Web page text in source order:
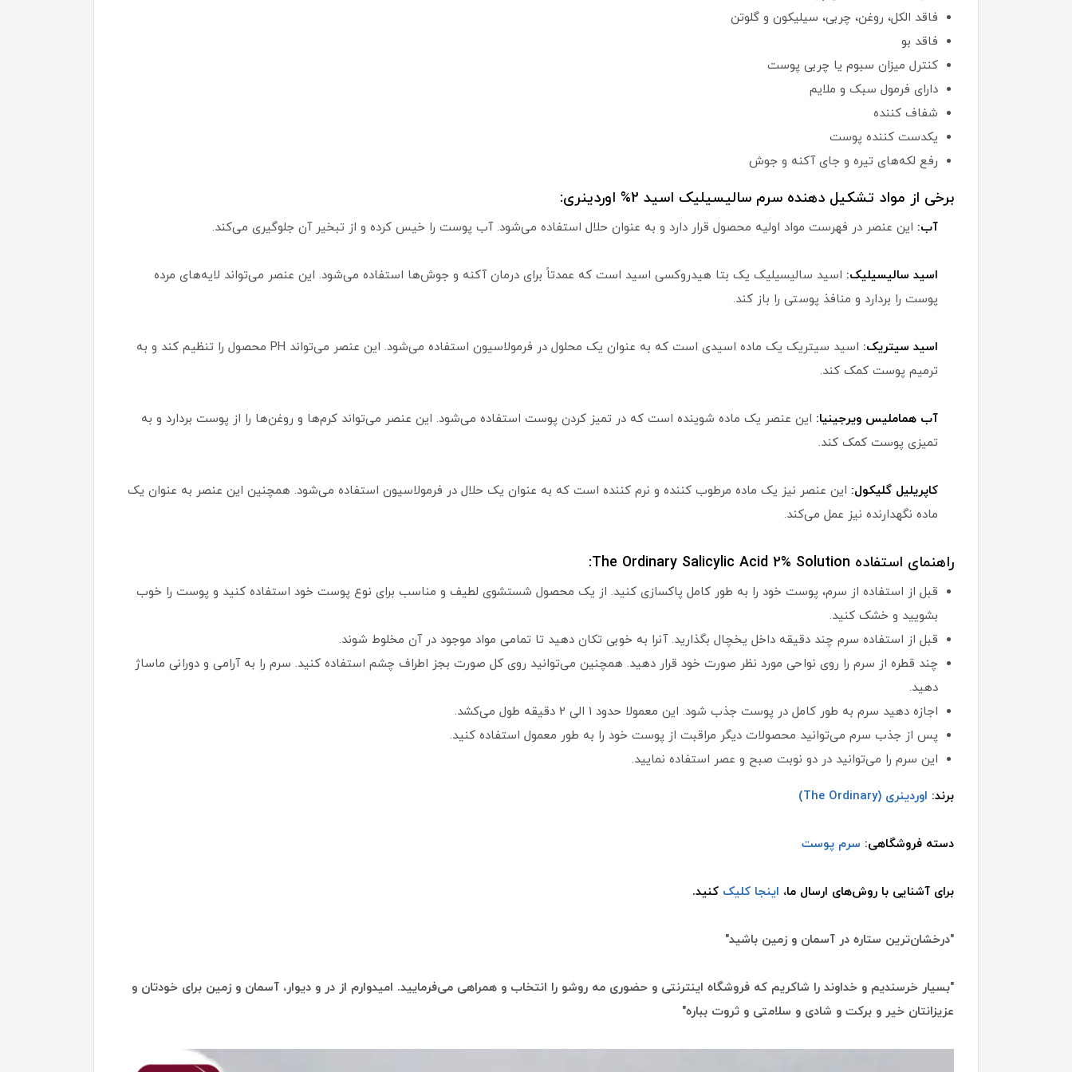
فاقد الکل، روغن، چربی، سیلیکون و گلوتن
فاقد بو
کنترل میزان سبوم یا چربی پوست
دارای فرمول سبک و ملایم
شفاف کننده
یکدست کننده پوست
رفع لکه‌های تیره و جای آکنه و جوش
برخی از مواد تشکیل دهنده سرم سالیسیلیک اسید 2% اوردینری:
آب: این عنصر در فهرست مواد اولیه محصول قرار دارد و به عنوان حلال استفاده می‌شود. آب پوست را خیس کرده و از تبخیر آن جلوگیری می‌کند.
اسید سالیسیلیک: اسید سالیسیلیک یک بتا هیدروکسی اسید است که عمدتاً برای درمان آکنه و جوش‌ها استفاده می‌شود. این عنصر می‌تواند لایه‌های مرده
پوست را بردارد و منافذ پوستی را باز کند.
اسید سیتریک:
اسید سیتریک یک ماده اسیدی است که به عنوان یک محلول در فرمولاسیون استفاده می‌شود. این عنصر می‌تواند PH محصول را تنظیم کند و به
ترمیم پوست کمک کند.
آب هماملیس ویرجینیا: این عنصر یک ماده شوینده است که در تمیز کردن پوست استفاده می‌شود. این عنصر می‌تواند کرم‌ها و روغن‌ها را از پوست بردارد و به
تمیزی پوست کمک کند.
کاپریلیل گلیکول: این عنصر نیز یک ماده مرطوب کننده و نرم کننده است که به عنوان یک حلال در فرمولاسیون استفاده می‌شود. همچنین این عنصر به عنوان یک
ماده نگهدارنده نیز عمل می‌کند.
راهنمای استفاده The Ordinary Salicylic Acid 2% Solution:
قبل از استفاده از سرم، پوست خود را به طور کامل پاکسازی کنید. از یک محصول شستشوی لطیف و مناسب برای نوع پوست خود استفاده کنید و پوست را خوب
بشویید و خشک کنید.
قبل از استفاده سرم چند دقیقه داخل یخچال بگذارید. آنرا به خوبی تکان دهید تا تمامی مواد موجود در آن مخلوط شوند.
چند قطره از سرم را روی نواحی مورد نظر صورت خود قرار دهید. همچنین می‌توانید روی کل صورت بجز اطراف چشم استفاده کنید. سرم را به آرامی و دورانی ماساژ
دهید.
اجازه دهید سرم به طور کامل در پوست جذب شود. این معمولا حدود 1 الی 2 دقیقه طول می‌کشد.
پس از جذب سرم می‌توانید محصولات دیگر مراقبت از پوست خود را به طور معمول استفاده کنید.
این سرم را می‌توانید در دو نوبت صبح و عصر استفاده نمایید.
برند: اوردینری (The Ordinary)
دسته فروشگاهی: سرم پوست
برای آشنایی با روش‌های ارسال ما، اینجا کلیک کنید.
"درخشان‌ترین ستاره در آسمان و زمین باشید"
"بسیار خرسندیم و خداوند را شاکریم که فروشگاه اینترنتی و حضوری مه روشو را انتخاب و همراهی می‌فرمایید. امیدوارم از در و دیوار، آسمان و زمین برای خودتان و
عزیزانتان خیر و برکت و شادی و سلامتی و ثروت بباره"